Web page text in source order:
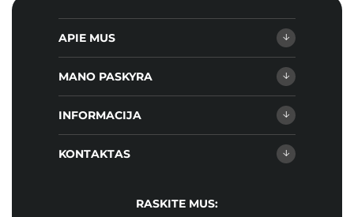
APIE MUS
MANO PASKYRA
INFORMACIJA
KONTAKTAS
RASKITE MUS: